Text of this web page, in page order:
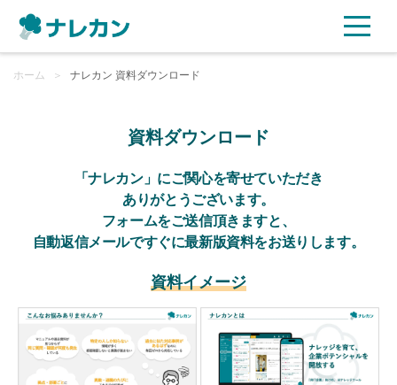
ご利用プラン
ご利用企業様の声
セキュリティ
よくある質問
資料ダウンロード
ホーム ＞ ナレカン 資料ダウンロード
資料ダウンロード
「ナレカン」にご関心を寄せていただき
ありがとうございます。
フォームをご送信頂きますと、
自動返信メールですぐに最新版資料をお送りします。
資料イメージ